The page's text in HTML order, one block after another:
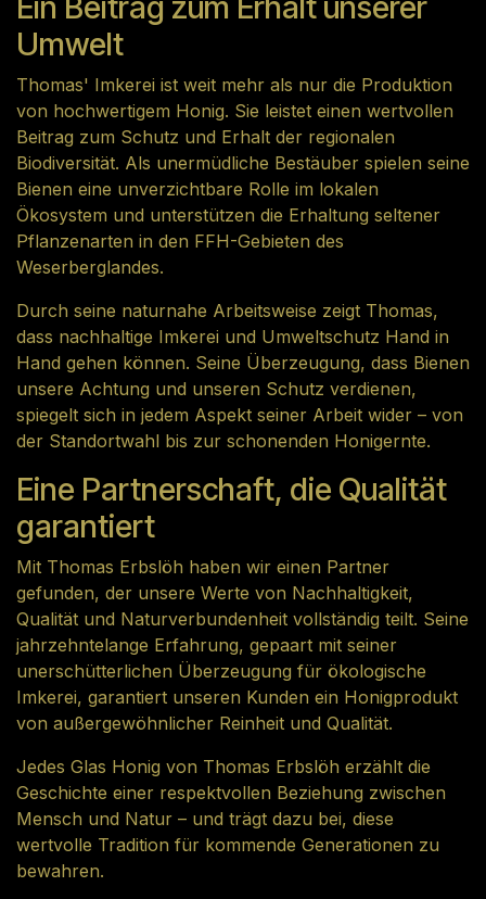
Umwelt
Thomas' Imkerei ist weit mehr als nur die Produktion
von hochwertigem Honig. Sie leistet einen wertvollen
Beitrag zum Schutz und Erhalt der regionalen
Biodiversität. Als unermüdliche Bestäuber spielen seine
Bienen eine unverzichtbare Rolle im lokalen
Ökosystem und unterstützen die Erhaltung seltener
Pflanzenarten in den FFH-Gebieten des
Weserberglandes.
Durch seine naturnahe Arbeitsweise zeigt Thomas,
dass nachhaltige Imkerei und Umweltschutz Hand in
Hand gehen können. Seine Überzeugung, dass Bienen
unsere Achtung und unseren Schutz verdienen,
spiegelt sich in jedem Aspekt seiner Arbeit wider – von
der Standortwahl bis zur schonenden Honigernte.
Eine Partnerschaft, die Qualität
garantiert
Mit Thomas Erbslöh haben wir einen Partner
gefunden, der unsere Werte von Nachhaltigkeit,
Qualität und Naturverbundenheit vollständig teilt. Seine
jahrzehntelange Erfahrung, gepaart mit seiner
unerschütterlichen Überzeugung für ökologische
Imkerei, garantiert unseren Kunden ein Honigprodukt
von außergewöhnlicher Reinheit und Qualität.
Jedes Glas Honig von Thomas Erbslöh erzählt die
Geschichte einer respektvollen Beziehung zwischen
Mensch und Natur – und trägt dazu bei, diese
wertvolle Tradition für kommende Generationen zu
bewahren.